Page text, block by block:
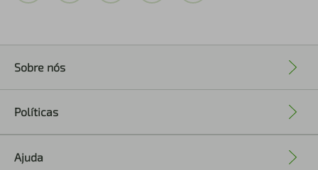
Sobre nós
Políticas
Ajuda